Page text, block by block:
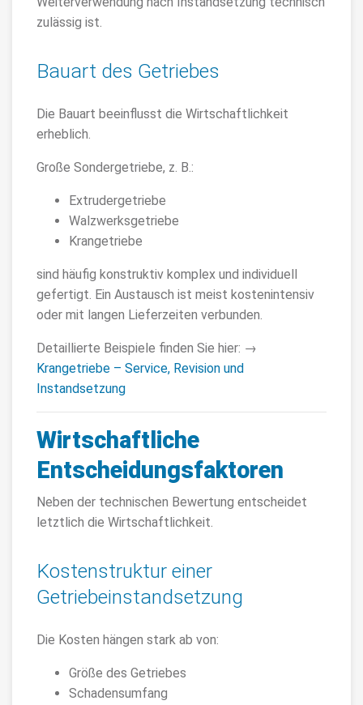
zulässig ist.
Bauart des Getriebes
Die Bauart beeinflusst die Wirtschaftlichkeit
erheblich.
Große Sondergetriebe, z. B.:
Extrudergetriebe
Walzwerksgetriebe
Krangetriebe
sind häufig konstruktiv komplex und individuell
gefertigt. Ein Austausch ist meist kostenintensiv
oder mit langen Lieferzeiten verbunden.
Detaillierte Beispiele finden Sie hier: →
Krangetriebe – Service, Revision und
Instandsetzung
Wirtschaftliche
Entscheidungsfaktoren
Neben der technischen Bewertung entscheidet
letztlich die Wirtschaftlichkeit.
Kostenstruktur einer
Getriebeinstandsetzung
Die Kosten hängen stark ab von:
Größe des Getriebes
Schadensumfang